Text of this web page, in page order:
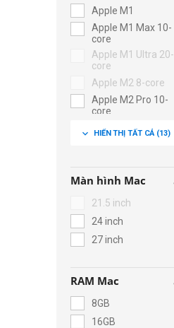
Apple M1
Apple M1 Max 10-
core
Apple M1 Ultra 20-
core
Apple M2 8-core
Apple M2 Pro 10-
core
Apple M2 Max 12-
core
core
Apple M4 CPU 10-
core
expand_more HIỂN THỊ TẤT CẢ (13)
Màn hình Mac
21.5 inch
24 inch
27 inch
RAM Mac
8GB
16GB